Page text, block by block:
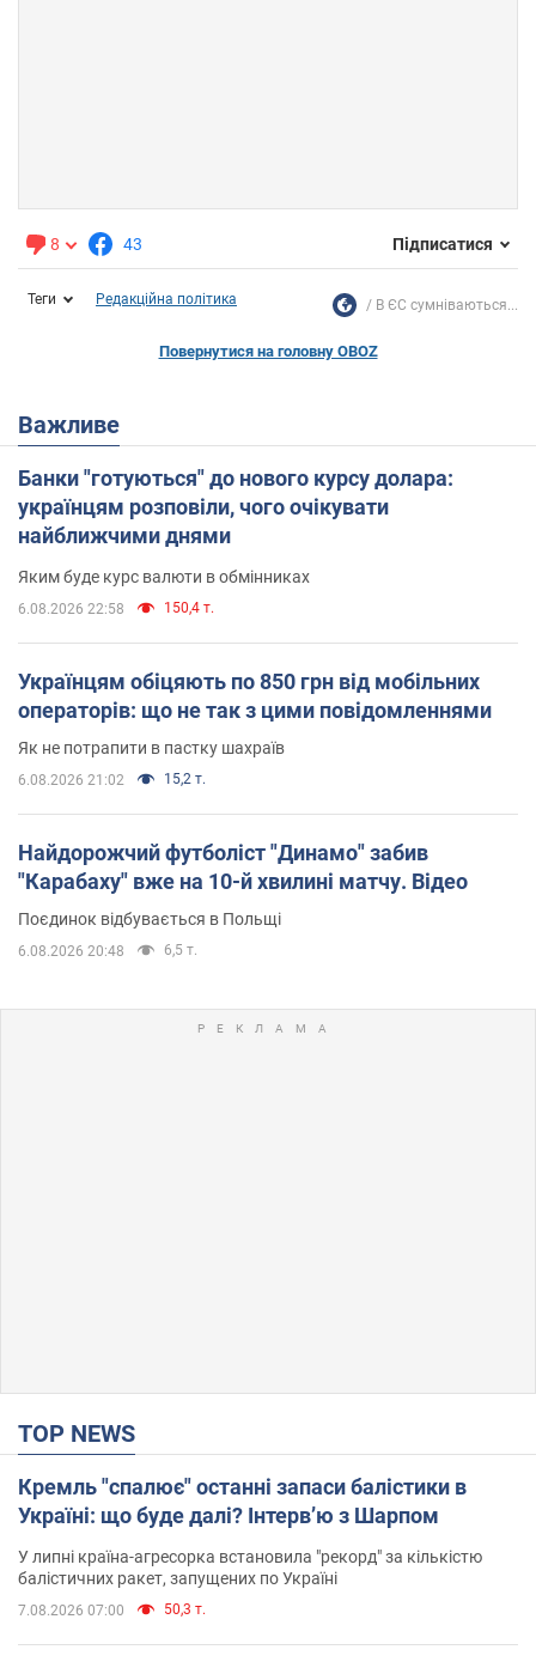
8 43 Підписатися
Теги Редакційна політика В ЄС сумніваються...
Повернутися на головну OBOZ
Важливе
Банки "готуються" до нового курсу долара:
українцям розповіли, чого очікувати
найближчими днями
Яким буде курс валюти в обмінниках
6.08.2026 22:58 150,4 т.
Українцям обіцяють по 850 грн від мобільних
операторів: що не так з цими повідомленнями
Як не потрапити в пастку шахраїв
6.08.2026 21:02 15,2 т.
Найдорожчий футболіст "Динамо" забив
"Карабаху" вже на 10-й хвилині матчу. Відео
Поєдинок відбувається в Польщі
6.08.2026 20:48 6,5 т.
TOP NEWS
Кремль "спалює" останні запаси балістики в
Україні: що буде далі? Інтерв’ю з Шарпом
У липні країна-агресорка встановила "рекорд" за кількістю
балістичних ракет, запущених по Україні
7.08.2026 07:00 50,3 т.